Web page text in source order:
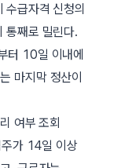
수급자격 신청의
통째로 밀린다.
터 10일 이내에
마지막 정산이
여부 조회
가 14일 이상